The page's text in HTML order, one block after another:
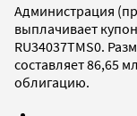
Администрация
выплачивает
RU34037TMS0.
составляет 86,65
облигацию.